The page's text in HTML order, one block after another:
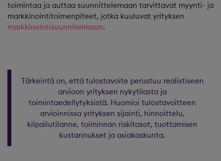
toimintaa ja auttaa suunnittelemaan tarvittavat myynti- ja
markkinointitoimenpiteet, jotka kuuluvat yrityksen
markkinointisuunnitelmaan.
Tärkeintä on, että tulostavoite perustuu realistiseen
arvioon yrityksen nykytilasta ja
toimintaedellytyksistä. Huomioi tulostavoitteen
arvioinnissa yrityksen sijainti, hinnoittelu,
kilpailutilanne, toiminnan riskitasot, tuottamisen
kustannukset ja asiakaskunta.